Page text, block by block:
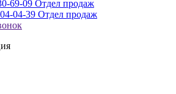
69-09 Отдел продаж
04-39 Отдел продаж